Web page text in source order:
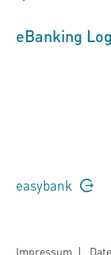
eBanking
easybank
Impressum |